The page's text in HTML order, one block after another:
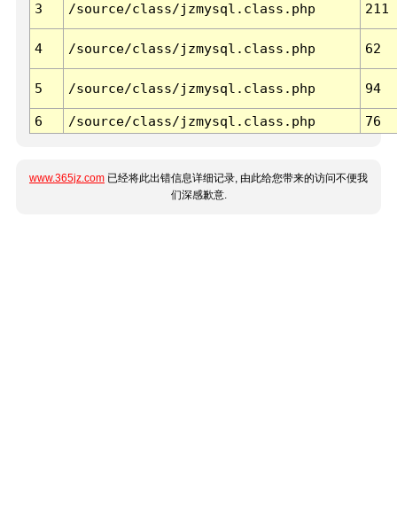
3 /source/class/jzmysql.class.php 211
4 /source/class/jzmysql.class.php 62
5 /source/class/jzmysql.class.php 94
6 /source/class/jzmysql.class.php 76
www.365jz.com 已经将此出错信息详细记录, 由此给您带来的访问不便我
们深感歉意.